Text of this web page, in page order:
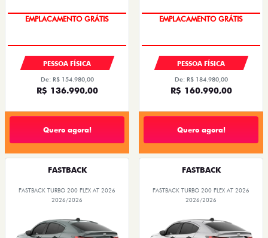
OPORTUNIDADE
PESSOA FÍSICA
De: R$ 154.980,00
R$ 136.990,00
Quero agora!
OPORTUNIDADE
PESSOA FÍSICA
De: R$ 184.980,00
R$ 160.990,00
Quero agora!
FASTBACK
FASTBACK TURBO 200 FLEX AT 2026
2026/2026
FASTBACK
FASTBACK TURBO 200 FLEX AT 2026
2026/2026